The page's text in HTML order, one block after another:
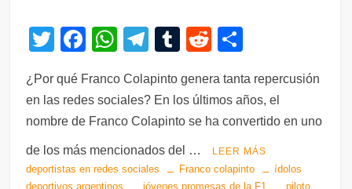
T
tt
er
F
c
e
o
W
at
s
A
p
T
e
gr
a
m
T
m
bl
r
R
d
di
m
p
ar
tir
¿Por qué Franco Colapinto genera tanta repercusión
en las redes sociales? En los últimos años, el
nombre de Franco Colapinto se ha convertido en uno
de los más mencionados del … LEER MÁS
deportistas en redes sociales Franco colapinto
ídolos
deportivos argentinos
jóvenes promesas de la F1
piloto